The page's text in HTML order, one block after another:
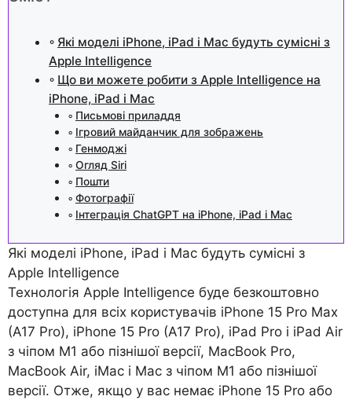
Які моделі iPhone, iPad і Mac будуть сумісні з
Apple Intelligence
Що ви можете робити з Apple Intelligence на
iPhone, iPad і Mac
Письмові приладдя
Ігровий майданчик для зображень
Генмоджі
Огляд Siri
Пошти
Фотографії
Інтеграція ChatGPT на iPhone, iPad і Mac
Які моделі iPhone, iPad і Mac будуть сумісні з
Apple Intelligence
Технологія Apple Intelligence буде безкоштовно
доступна для всіх користувачів iPhone 15 Pro Max
(A17 Pro), iPhone 15 Pro (A17 Pro), iPad Pro і iPad Air
з чіпом M1 або пізнішої версії, MacBook Pro,
MacBook Air, iMac і Mac з чіпом M1 або пізнішої
версії. Отже, якщо у вас немає iPhone 15 Pro або